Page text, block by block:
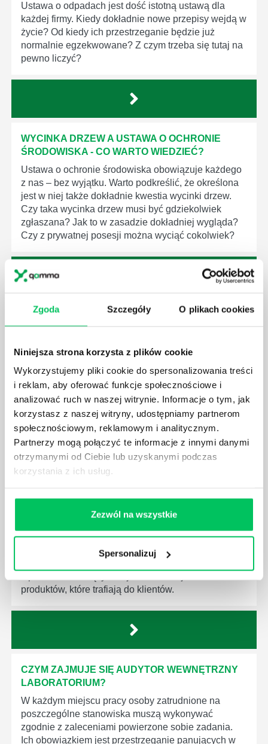
Zgoda Szczegóły O plikach cookies
Niniejsza strona korzysta z plików cookie
Wykorzystujemy pliki cookie do spersonalizowania treści
i reklam, aby oferować funkcje społecznościowe i
analizować ruch w naszej witrynie. Informacje o tym, jak
korzystasz z naszej witryny, udostępniamy partnerom
społecznościowym, reklamowym i analitycznym.
Partnerzy mogą połączyć te informacje z innymi danymi
otrzymanymi od Ciebie lub uzyskanymi podczas
korzystania z ich usług.
Zezwól na wszystkie
Spersonalizuj
Ustawa o odpadach jest dość istotną ustawą dla
każdej firmy. Kiedy dokładnie nowe przepisy wejdą w
życie? Od kiedy ich przestrzeganie będzie już
normalnie egzekwowane? Z czym trzeba się tutaj na
pewno liczyć?
WYCINKA DRZEW A USTAWA O OCHRONIE
ŚRODOWISKA - CO WARTO WIEDZIEĆ?
Ustawa o ochronie środowiska obowiązuje każdego
z nas – bez wyjątku. Warto podkreślić, że określona
jest w niej także dokładnie kwestia wycinki drzew.
Czy taka wycinka drzew musi być gdziekolwiek
zgłaszana? Jak to w zasadzie dokładniej wygląda?
Czy z prywatnej posesji można wyciąć cokolwiek?
KTO EGZEKWUJE PRAWO WODNE?
ustawodawstwie polskim. Na czym dokładniej ono
polega? Kogo w zasadzie obowiązuje? Jak wygląda
egzekwowanie prawa wodnego? Na te pytania
odpowiemy pokrótce poniżej.
GDZIE MOŻEMY ZAPOZNAĆ SIĘ Z
WYMAGANIAMI NORM JAKOŚCI WYROBÓW
W związku z ogromnym rozwojem dzisiejszego
które mają za zadanie poprawić poszczególne
dziedziny gospodarki. Dzięki nim wszystkie firmy
produktów, które trafiają do klientów.
CZYM ZAJMUJE SIĘ AUDYTOR WEWNĘTRZNY
LABORATORIUM?
W każdym miejscu pracy osoby zatrudnione na
poszczególne stanowiska muszą wykonywać
zgodnie z zaleceniami powierzone sobie zadania.
Ich obowiązkiem jest przestrzeganie panujących w